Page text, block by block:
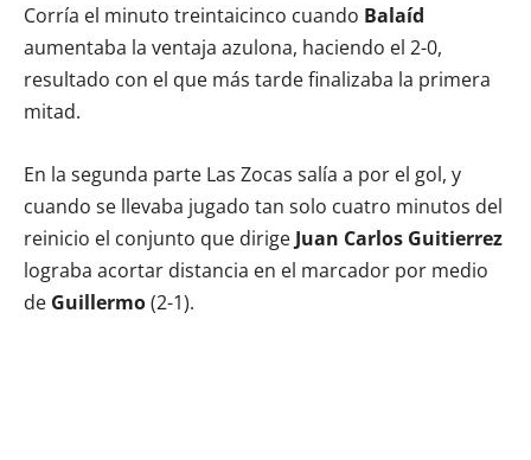
Corría el minuto treintaicinco cuando Balaíd
aumentaba la ventaja azulona, haciendo el 2-0,
resultado con el que más tarde finalizaba la primera
mitad.
En la segunda parte Las Zocas salía a por el gol, y
cuando se llevaba jugado tan solo cuatro minutos del
reinicio el conjunto que dirige Juan Carlos Guitierrez
lograba acortar distancia en el marcador por medio
de Guillermo(2-1).